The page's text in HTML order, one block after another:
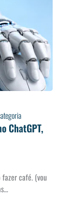
ChatGPT,
café. (vou